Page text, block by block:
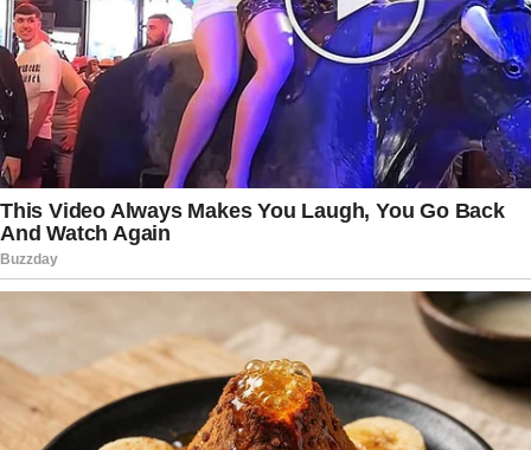
manteve a mesma postura reservada que sempre
adotou. O jogador evita divulgar detalhes sobre a
rotina familiar e protege a identidade da criança,
demonstrando o desejo de proporcionar uma
infância tranquila e distante da intensa
exposição pública. Essa decisão tem sido vista
por muitos como um exemplo de equilíbrio entre
especialmente em uma época em que
celebridades costumam compartilhar grande
parte de seu cotidiano nas plataformas digitais.